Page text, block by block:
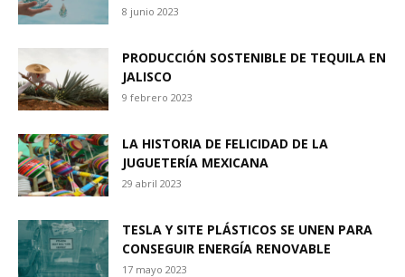
8 junio 2023
PRODUCCIÓN SOSTENIBLE DE TEQUILA EN
JALISCO
9 febrero 2023
LA HISTORIA DE FELICIDAD DE LA
JUGUETERÍA MEXICANA
29 abril 2023
TESLA Y SITE PLÁSTICOS SE UNEN PARA
CONSEGUIR ENERGÍA RENOVABLE
17 mayo 2023